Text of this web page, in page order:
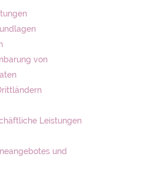
von
Leistungen
und